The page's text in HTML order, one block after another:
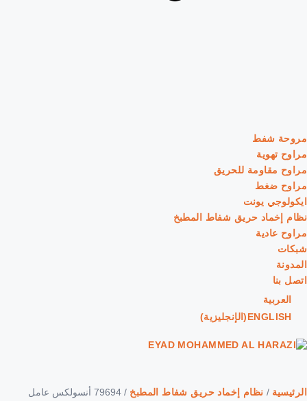
مروحة شفط
مراوح تهوية
مراوح مقاومة للحريق
مراوح ضغط
ايكولوجي يونت
نظام إخماد حريق شفاط المطبخ
مراوح عادية
شبكات
المدونة
اتصل بنا
العربية
ENGLISH
(الإنجليزية)
الرئيسية / نظام إخماد حريق شفاط المطبخ / 79694 أنسولكس عامل